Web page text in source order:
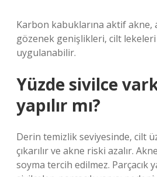
Karbon kabuklarına aktif akne,
gözenek genişlikleri, cilt
uygulanabilir.
Yüzde sivilce
yapılır mı?
Derin temizlik seviyesinde, cilt
çıkarılır ve akne riski azalır.
soyma tercih edilmez. Parçacık